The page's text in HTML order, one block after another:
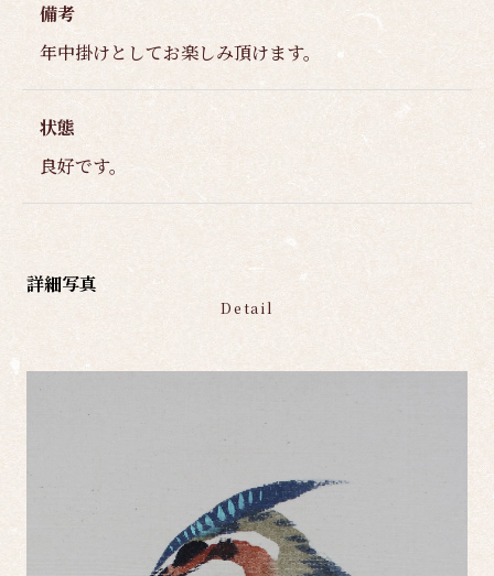
備考
年中掛けとしてお楽しみ頂けます。
状態
良好です。
詳細写真
Detail